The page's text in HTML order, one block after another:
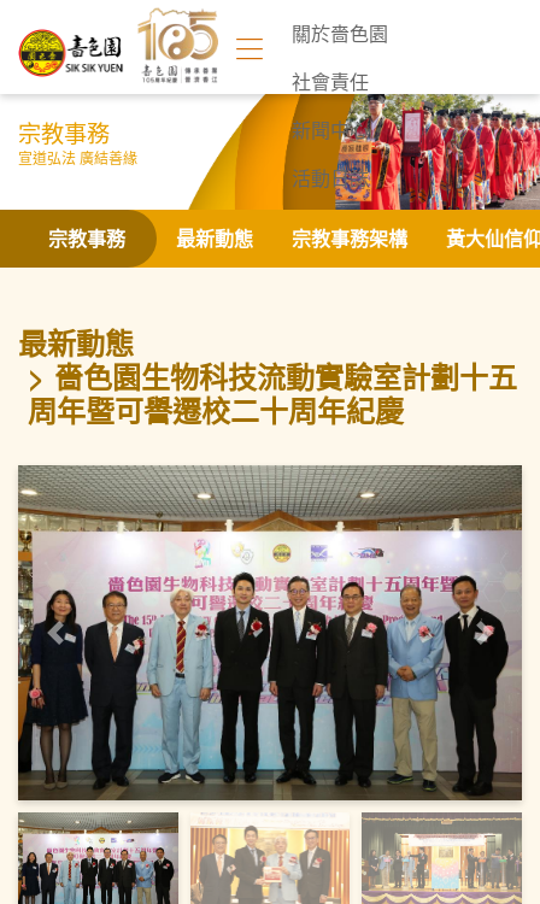
關於嗇色園
社會責任
新聞中心
活動日誌
聯絡我們
宗教事務
宣道弘法 廣結善緣
宗教事務 最新動態 宗教事務架構 黃大仙信
最新動態
嗇色園生物科技流動實驗室計劃十五
周年暨可譽遷校二十周年紀慶
上一頁 下一頁